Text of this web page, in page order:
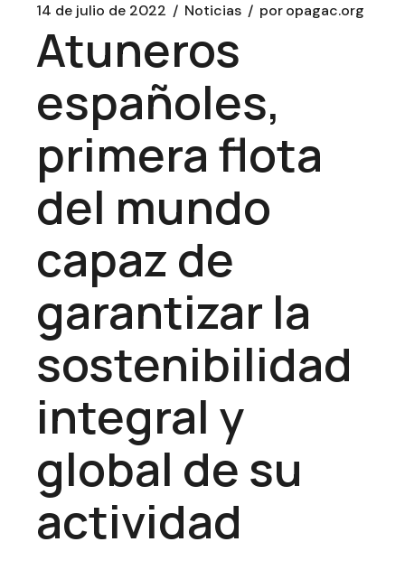
14 de julio de 2022 Noticias poropagac.org
Atuneros
españoles,
primera flota
del mundo
capaz de
garantizar la
sostenibilidad
integral y
global de su
actividad